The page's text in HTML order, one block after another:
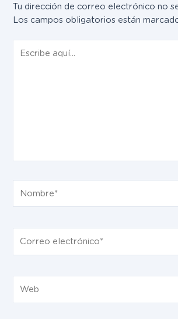
Tu dirección de correo electrónico no
Los campos obligatorios están
aquí...
electrónico*